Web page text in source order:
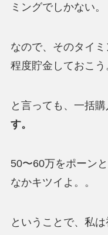
ミングでしかない。
なので、そのタイ
程度貯金しておこう
と言っても、一括
す。
50〜60万をポーン
なかキツイよ。。
ということで、私